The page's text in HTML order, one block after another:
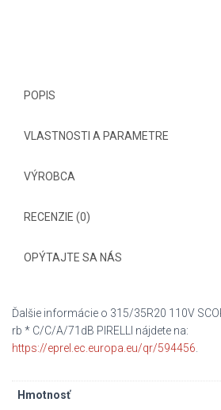
POPIS
VLASTNOSTI A PARAMETRE
VÝROBCA
RECENZIE (0)
OPÝTAJTE SA NÁS
Ďalšie informácie o 315/35R20 110V
rb * C/C/A/71dB PIRELLI nájdete na:
https://eprel.ec.europa.eu/qr/594456
Hmotnosť